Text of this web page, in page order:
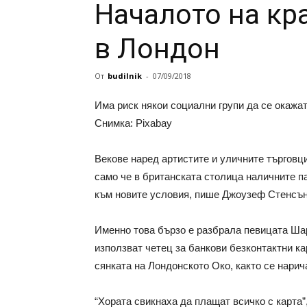
Началото на
в Лондон
От budilnik - 07/09/2018
Има риск някои социални групи да се
Снимка: Pixabay
Векове наред артистите и уличните
само че в британската столица наличните
към новите условия, пише Джоузеф
Именно това бързо е разбрала певицата
използват четец за банкови безконтактни
сянката на Лондонското Око, както се
“Хората свикнаха да плащат всичко с